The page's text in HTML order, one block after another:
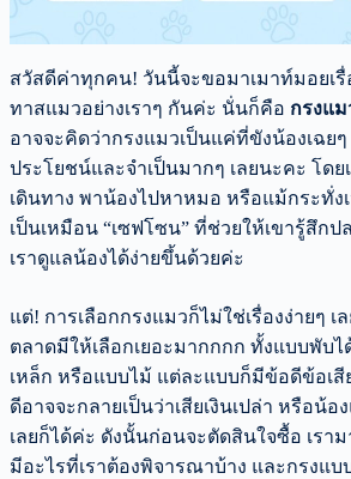
สวัสดีค่าทุกคน! วันนี้จะขอมาเมาท์มอยเรื่
ทาสแมวอย่างเราๆ กันค่ะ นั่นก็คือ กรงแม
อาจจะคิดว่ากรงแมวเป็นแค่ที่ขังน้องเฉย
ประโยชน์และจำเป็นมากๆ เลยนะคะ โดย
เดินทาง พาน้องไปหาหมอ หรือแม้กระทั่ง
เป็นเหมือน “เซฟโซน” ที่ช่วยให้เขารู้สึก
เราดูแลน้องได้ง่ายขึ้นด้วยค่ะ
แต่! การเลือกกรงแมวก็ไม่ใช่เรื่องง่ายๆ เ
ตลาดมีให้เลือกเยอะมากกกก ทั้งแบบพับ
เหล็ก หรือแบบไม้ แต่ละแบบก็มีข้อดีข้อเสี
ดีอาจจะกลายเป็นว่าเสียเงินเปล่า หรือน้อ
เลยก็ได้ค่ะ ดังนั้นก่อนจะตัดสินใจซื้อ เรา
มีอะไรที่เราต้องพิจารณาบ้าง และกรงแบ